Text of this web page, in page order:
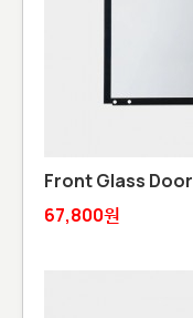
Front Glass Door
67,800원